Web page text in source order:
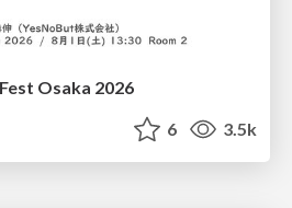
Osaka 2026
6 3.5k